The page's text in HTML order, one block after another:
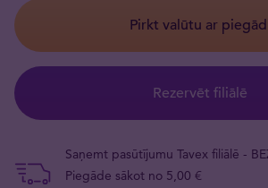
Pirkt valūtu ar
Rezervēt filiālē
Saņemt pasūtījumu Tavex filiālē -
Piegāde sākot no 5,00 €